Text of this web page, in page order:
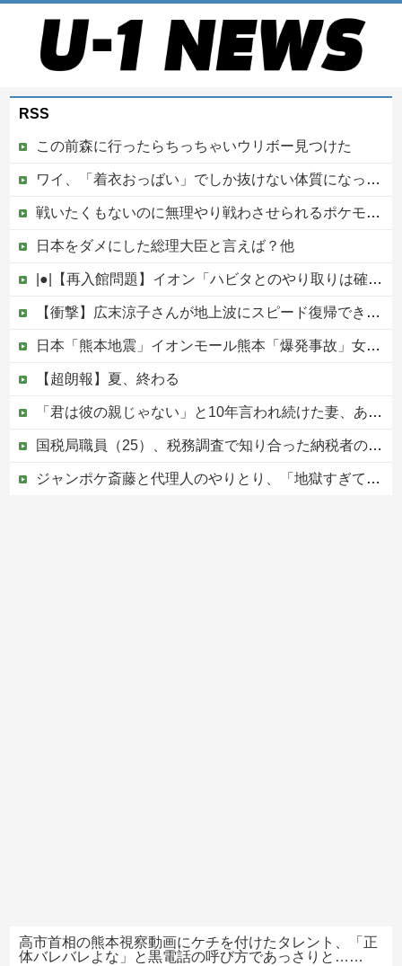
RSS
この前森に行ったらちっちゃいウリボー見つけた
ワイ、「着衣おっばい」でしか抜けない体質になってしまうｗｗｗｗｗ
戦いたくもないのに無理やり戦わさせられるポケモンが可哀想
日本をダメにした総理大臣と言えば？他
|●|【再入館問題】イオン「ハビタとのやり取りは確認できず」も、抑止や社内ルール運用が徹底できなかった可能性を認める
【衝撃】広末涼子さんが地上波にスピード復帰できる理由←コレ、誰にも分からない模様w w w w w w w w
日本「熊本地震」イオンモール熊本「爆発事故」女性店員遺族「嘘を言うな！」営業部長「そういうことです（すり替え失敗」ハビタ「部長指示を店長が店員に伝える」→
【超朗報】夏、終わる
「君は彼の親じゃない」と10年言われ続けた妻、ある日から薬の管理も着替えの声かけもやめた
国税局職員（25）、税務調査で知り合った納税者の自宅に出入りしお小遣い1億5000万円頂戴するwww
ジャンポケ斎藤と代理人のやりとり、「地獄すぎて完全にコントになってる……」と衝撃を受ける人が続出中
高市首相の熊本視察動画にケチを付けたタレント、「正
体バレバレよな」と黒電話の呼び方であっさりと……